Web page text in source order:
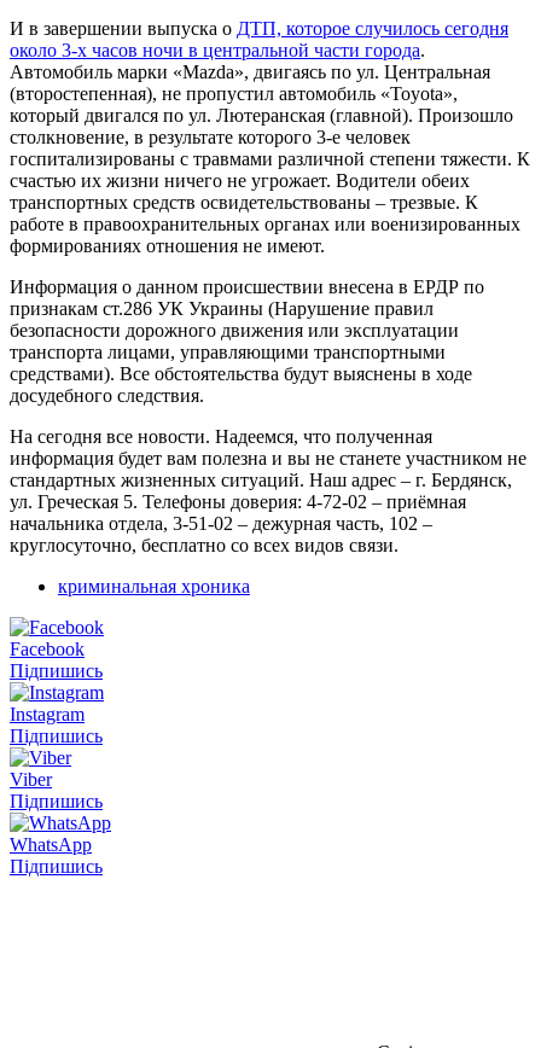
И в завершении выпуска о ДТП, которое случилось сегодня
около 3-х часов ночи в центральной части города.
Автомобиль марки «Mazda», двигаясь по ул. Центральная
(второстепенная), не пропустил автомобиль «Toyota»,
который двигался по ул. Лютеранская (главной). Произошло
столкновение, в результате которого 3-е человек
госпитализированы с травмами различной степени тяжести. К
счастью их жизни ничего не угрожает. Водители обеих
транспортных средств освидетельствованы – трезвые. К
работе в правоохранительных органах или военизированных
формированиях отношения не имеют.
Информация о данном происшествии внесена в ЕРДР по
признакам ст.286 УК Украины (Нарушение правил
безопасности дорожного движения или эксплуатации
транспорта лицами, управляющими транспортными
средствами). Все обстоятельства будут выяснены в ходе
досудебного следствия.
На сегодня все новости. Надеемся, что полученная
информация будет вам полезна и вы не станете участником не
стандартных жизненных ситуаций. Наш адрес – г. Бердянск,
ул. Греческая 5. Телефоны доверия: 4-72-02 – приёмная
начальника отдела, 3-51-02 – дежурная часть, 102 –
круглосуточно, бесплатно со всех видов связи.
криминальная хроника
Facebook
Підпишись
Instagram
Підпишись
Viber
Підпишись
WhatsApp
Підпишись